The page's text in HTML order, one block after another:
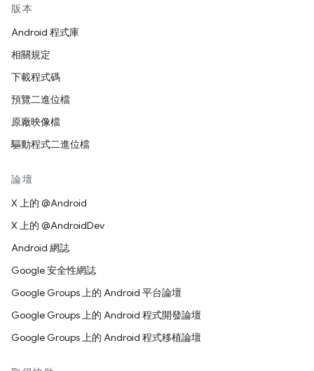
版本
Android 程式庫
相關規定
下載程式碼
預覽二進位檔
原廠映像檔
驅動程式二進位檔
論壇
X 上的 @Android
X 上的 @AndroidDev
Android 網誌
Google 安全性網誌
Google Groups 上的 Android 平台論壇
Google Groups 上的 Android 程式開發論壇
Google Groups 上的 Android 程式移植論壇